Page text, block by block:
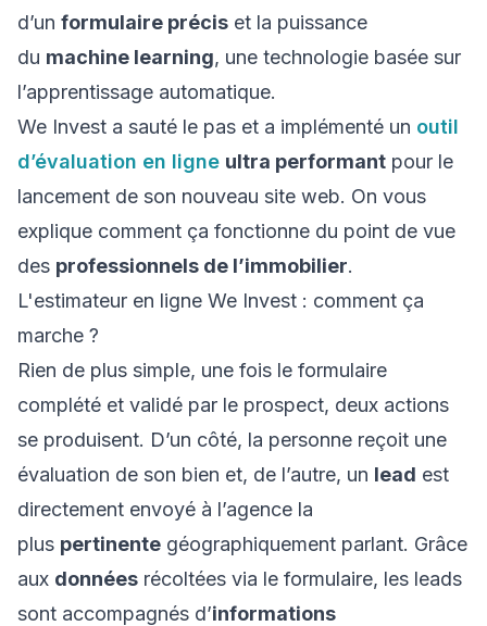
d’un formulaire précis et la puissance
du machine learning, une technologie basée sur
l’apprentissage automatique.
We Invest a sauté le pas et a implémenté un outil
d’évaluation en ligne ultra performant pour le
lancement de son nouveau site web. On vous
explique comment ça fonctionne du point de vue
des professionnels de l’immobilier.
L'estimateur en ligne We Invest : comment ça
marche ?
Rien de plus simple, une fois le formulaire
complété et validé par le prospect, deux actions
se produisent. D’un côté, la personne reçoit une
évaluation de son bien et, de l’autre, un lead est
directement envoyé à l’agence la
plus pertinente géographiquement parlant. Grâce
aux données récoltées via le formulaire, les leads
sont accompagnés d’informations